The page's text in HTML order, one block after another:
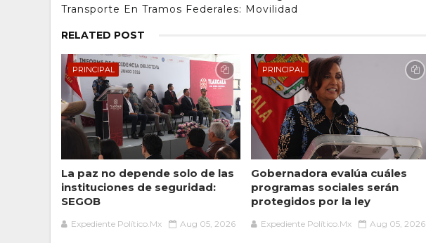
Transporte En Tramos Federales: Movilidad
RELATED POST
PRINCIPAL
La paz no depende solo de las
instituciones de seguridad:
SEGOB
Expediente Político.Mx Aug 05, 2026
PRINCIPAL
Gobernadora evalúa cuáles
programas sociales serán
protegidos por la ley
Expediente Político.Mx Aug 05, 2026